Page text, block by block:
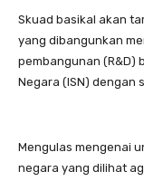
Skuad basikal akan
yang dibangunkan
pembangunan (R&D)
Negara (ISN) dengan
Mengulas mengenai
negara yang dilihat